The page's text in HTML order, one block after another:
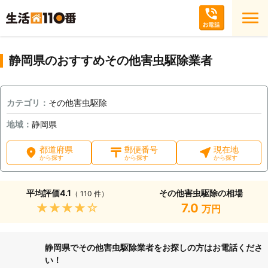
静岡県のおすすめその他害虫駆除業者
カテゴリ： その他害虫駆除
地域： 静岡県
都道府県
から探す
郵便番号
から探す
現在地
から探す
平均評価4.1 （ 110 件）
★★★★★
その他害虫駆除の相場
7.0 万円
静岡県でその他害虫駆除業者をお探しの方はお電話くださ
い！